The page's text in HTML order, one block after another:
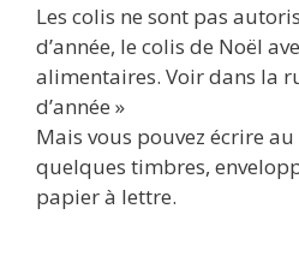
Les colis ne sont pas
d’année, le colis de Noël
alimentaires. Voir dans la
d’année »
Mais vous pouvez écrire
quelques timbres,
papier à lettre.